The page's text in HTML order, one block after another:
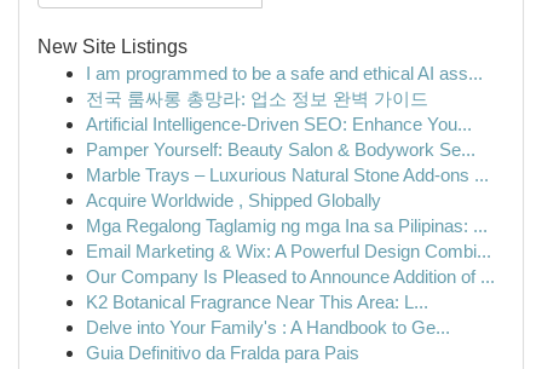
New Site Listings
I am programmed to be a safe and ethical AI ass...
전국 룸싸롱 총망라: 업소 정보 완벽 가이드
Artificial Intelligence-Driven SEO: Enhance You...
Pamper Yourself: Beauty Salon & Bodywork Se...
Marble Trays – Luxurious Natural Stone Add-ons ...
Acquire Worldwide , Shipped Globally
Mga Regalong Taglamig ng mga Ina sa Pilipinas: ...
Email Marketing & Wix: A Powerful Design Combi...
Our Company Is Pleased to Announce Addition of ...
K2 Botanical Fragrance Near This Area: L...
Delve into Your Family's : A Handbook to Ge...
Guia Definitivo da Fralda para Pais